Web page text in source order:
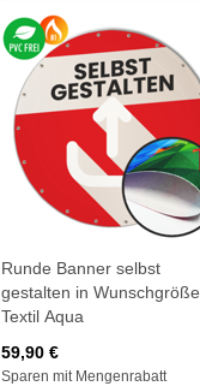
Runde Banner selbst
gestalten in Wunschgröße,
Textil Aqua
59,90 €
Sparen mit Mengenrabatt